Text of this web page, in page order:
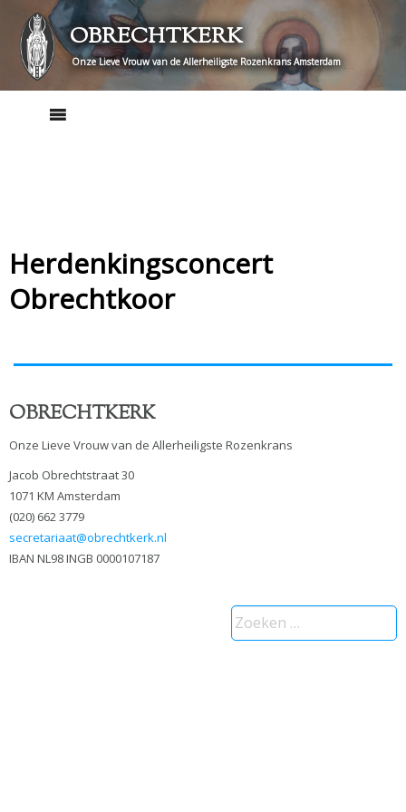
content
OBRECHTKERK
Onze Lieve Vrouw van de Allerheiligste Rozenkrans Amsterdam
Herdenkingsconcert
Obrechtkoor
OBRECHTKERK
Onze Lieve Vrouw van de Allerheiligste Rozenkrans
Jacob Obrechtstraat 30
1071 KM Amsterdam
(020) 662 3779
secretariaat@obrechtkerk.nl
IBAN NL98 INGB 0000107187
Zoeken
naar: